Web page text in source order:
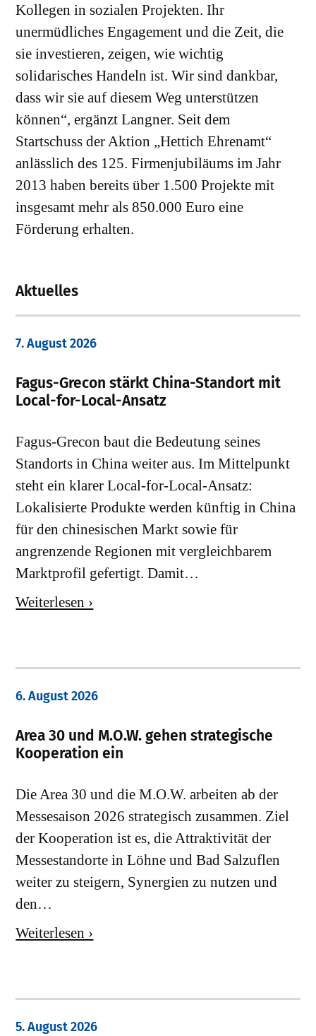
Kollegen in sozialen Projekten. Ihr
unermüdliches Engagement und die Zeit, die
sie investieren, zeigen, wie wichtig
solidarisches Handeln ist. Wir sind dankbar,
dass wir sie auf diesem Weg unterstützen
können“, ergänzt Langner. Seit dem
Startschuss der Aktion „Hettich Ehrenamt“
anlässlich des 125. Firmenjubiläums im Jahr
2013 haben bereits über 1.500 Projekte mit
insgesamt mehr als 850.000 Euro eine
Förderung erhalten.
Aktuelles
7. August 2026
Fagus-Grecon stärkt China-Standort mit
Local-for-Local-Ansatz
Fagus-Grecon baut die Bedeutung seines
Standorts in China weiter aus. Im Mittelpunkt
steht ein klarer Local-for-Local-Ansatz:
Lokalisierte Produkte werden künftig in China
für den chinesischen Markt sowie für
angrenzende Regionen mit vergleichbarem
Marktprofil gefertigt. Damit…
Weiterlesen ›
6. August 2026
Area 30 und M.O.W. gehen strategische
Kooperation ein
Die Area 30 und die M.O.W. arbeiten ab der
Messesaison 2026 strategisch zusammen. Ziel
der Kooperation ist es, die Attraktivität der
Messestandorte in Löhne und Bad Salzuflen
weiter zu steigern, Synergien zu nutzen und
den…
Weiterlesen ›
5. August 2026